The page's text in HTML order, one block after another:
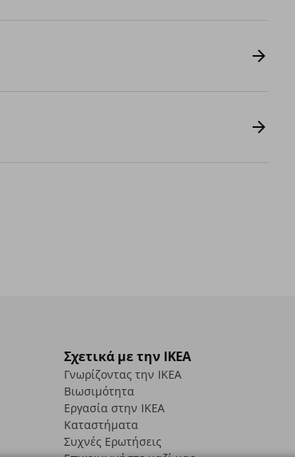
Σχετικά με την IKEA
Γνωρίζοντας την IKEA
Βιωσιμότητα
Εργασία στην IKEA
Καταστήματα
Συχνές Ερωτήσεις